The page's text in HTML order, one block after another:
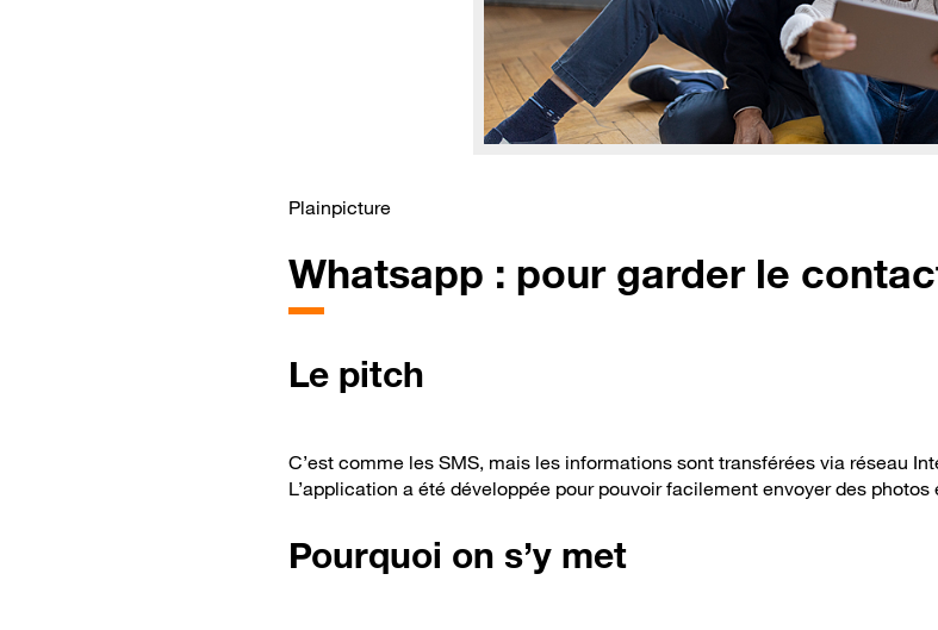
Plainpicture
Whatsapp : pour garder le
Le pitch
C’est comme les SMS, mais les informations sont transférées via réseau
L’application a été développée pour pouvoir facilement envoyer des photos
Pourquoi on s’y met